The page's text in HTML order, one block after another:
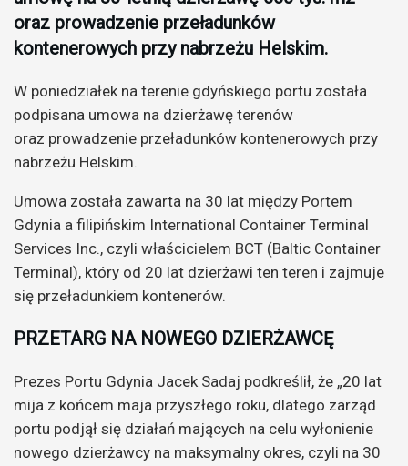
oraz prowadzenie przeładunków
kontenerowych przy nabrzeżu Helskim.
W poniedziałek na terenie gdyńskiego portu została
podpisana umowa na dzierżawę terenów
oraz prowadzenie przeładunków kontenerowych przy
nabrzeżu Helskim.
Umowa została zawarta na 30 lat między Portem
Gdynia a filipińskim International Container Terminal
Services Inc., czyli właścicielem BCT (Baltic Container
Terminal), który od 20 lat dzierżawi ten teren i zajmuje
się przeładunkiem kontenerów.
PRZETARG NA NOWEGO DZIERŻAWCĘ
Prezes Portu Gdynia Jacek Sadaj podkreślił, że „20 lat
mija z końcem maja przyszłego roku, dlatego zarząd
portu podjął się działań mających na celu wyłonienie
nowego dzierżawcy na maksymalny okres, czyli na 30